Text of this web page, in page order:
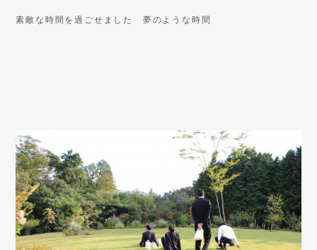
素敵な時間を過ごせました 夢のような時間